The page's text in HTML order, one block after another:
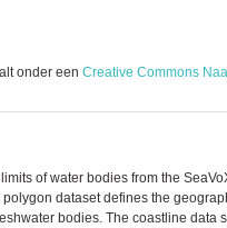
onder een Creative Commons
of water bodies from the
dataset defines the
bodies. The coastline